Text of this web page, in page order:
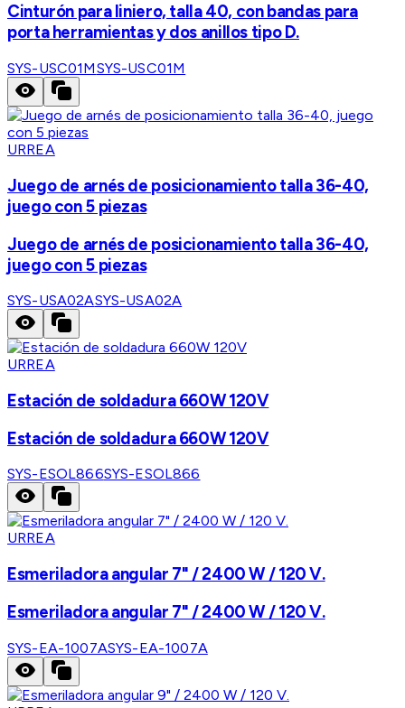
Cinturón para liniero, talla 40, con bandas para
porta herramientas y dos anillos tipo D.
SYS-USC01MSYS-USC01M
URREA
Juego de arnés de posicionamiento talla 36-40,
juego con 5 piezas
Juego de arnés de posicionamiento talla 36-40,
juego con 5 piezas
SYS-USA02ASYS-USA02A
URREA
Estación de soldadura 660W 120V
Estación de soldadura 660W 120V
SYS-ESOL866SYS-ESOL866
URREA
Esmeriladora angular 7" / 2400 W / 120 V.
Esmeriladora angular 7" / 2400 W / 120 V.
SYS-EA-1007ASYS-EA-1007A